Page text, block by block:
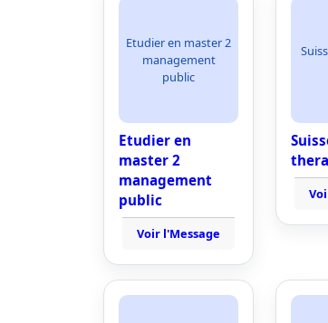
Etudier en master 2
management
public
Etudier en
master 2
management
public
Voir l'Message